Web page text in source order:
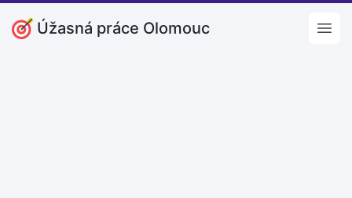
Úžasná práce Olomouc